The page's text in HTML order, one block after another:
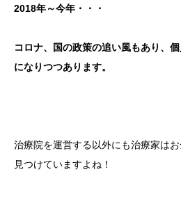
2018年～今年・・・
コロナ、国の政策の追い風もあり、
になりつつあります。
治療院を運営する以外にも治療家は
見つけていますよね！